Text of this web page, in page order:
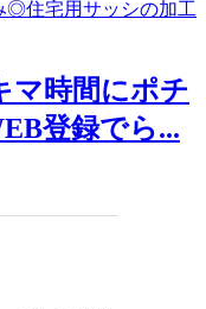
マ時間にポチ
登録でら...